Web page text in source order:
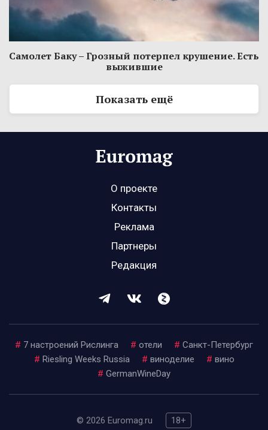
Самолет Баку – Грозный потерпел крушение. Есть
выжившие
Показать ещё
О проекте
Контакты
Реклама
Партнеры
Редакция
# 7 настроений Рислинга # отели # Санкт-Петербург
# Riesling Weeks Russia # виноделие # вино
# GermanWineDay
© 2026 Euromag.ru 18+